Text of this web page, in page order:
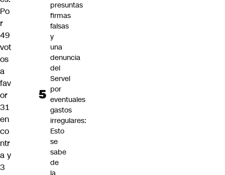
Po
r
49
vot
os
a
fav
or
31
en
co
ntr
a y
3
presuntas
firmas
falsas
y
una
denuncia
del
Servel
por
eventuales
gastos
irregulares:
Esto
se
sabe
de
la